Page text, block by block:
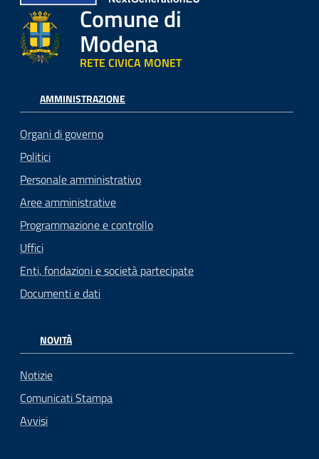
Comune di
Modena
RETE CIVICA MONET
AMMINISTRAZIONE
Organi di governo
Politici
Personale amministrativo
Aree amministrative
Programmazione e controllo
Uffici
Enti, fondazioni e società partecipate
Documenti e dati
NOVITÀ
Notizie
Comunicati Stampa
Avvisi